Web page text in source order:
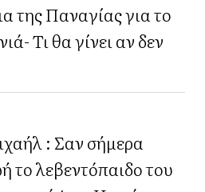
της Παναγίας για το
Τι θα γίνει αν δεν
: Σαν σήμερα
το λεβεντόπαιδο του